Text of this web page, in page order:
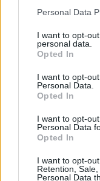
Personal Data
I want to opt-
personal data.
Opted In
I want to opt-
Personal Data.
Opted In
I want to opt-
Personal Data
Opted In
I want to opt-
Retention,
Personal Data
Όμως, για τη
διαχρονικά να
στον τομέα των
Ευρώτας/
Σε αυτή την
"ΑΠΟΒΟΛΗ" της
φυσικού αερίου.
μέρους της ΔΕΣΦΑ